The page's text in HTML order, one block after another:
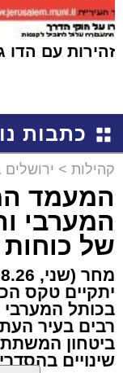
זהירות עם הדו
כתבות
קהילות >
המעמד
המערבי
של
יתקיים טקס
בכותל
רבים בעיר
ביטחון
שינויים